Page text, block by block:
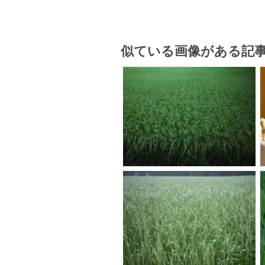
似ている画像がある記